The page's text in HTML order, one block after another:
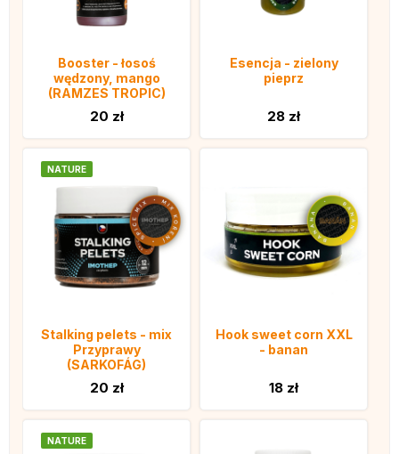
Booster - łosoś
wędzony, mango
(RAMZES TROPIC)
20 zł
Esencja - zielony
pieprz
28 zł
NATURE
Stalking pelets - mix
Przyprawy
(SARKOFÁG)
20 zł
Hook sweet corn XXL
- banan
18 zł
NATURE